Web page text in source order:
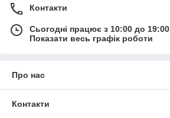
Контакти
Сьогодні працює з 10:00 до 19:00
Показати весь графік роботи
Про нас
Контакти